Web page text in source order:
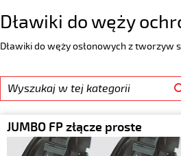
Dławiki do węży
Dławiki do węży osłonowych z tworzyw
JUMBO FP złącze proste